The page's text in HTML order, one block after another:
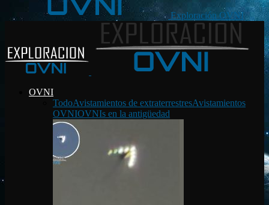
Exploración OVNI
OVNI
TodoAvistamientos de extraterrestresAvistamientos
OVNIOVNIs en la antigüedad